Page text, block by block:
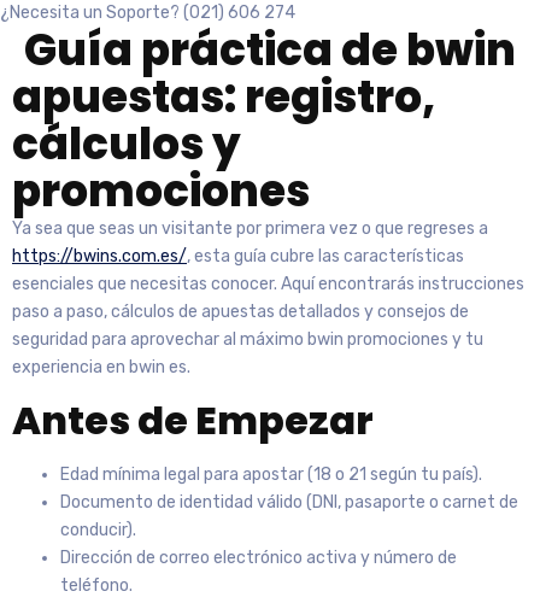
¿Necesita un Soporte? (021) 606 274
Guía práctica de bwin
apuestas: registro,
cálculos y
promociones
Ya sea que seas un visitante por primera vez o que regreses a
https://bwins.com.es/, esta guía cubre las características
esenciales que necesitas conocer. Aquí encontrarás instrucciones
paso a paso, cálculos de apuestas detallados y consejos de
seguridad para aprovechar al máximo bwin promociones y tu
experiencia en bwin es.
Antes de Empezar
Edad mínima legal para apostar (18 o 21 según tu país).
Documento de identidad válido (DNI, pasaporte o carnet de
conducir).
Dirección de correo electrónico activa y número de
teléfono.